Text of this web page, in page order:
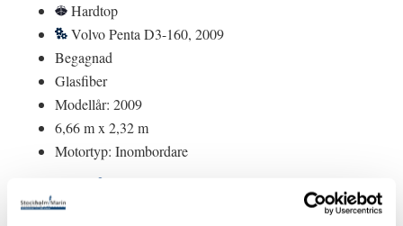
Hardtop
Volvo Penta D3-160, 2009
Begagnad
Glasfiber
Modellår: 2009
6,66 m x 2,32 m
Motortyp: Inombordare
Om båten
Visas vid vår brygga på Bullandö Marina. Välkommen